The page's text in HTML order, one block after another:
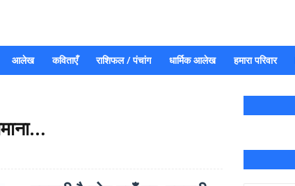
आलेख कविताएँ राशिफल / पंचांग धार्मिक आलेख हमारा परिवार